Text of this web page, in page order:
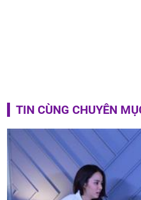
TIN CÙNG CHUYÊN